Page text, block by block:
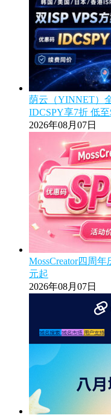
荫云（YINNET）
IDCSPY享7折 低
2026年08月07日
MossCreator四周
元起
2026年08月07日